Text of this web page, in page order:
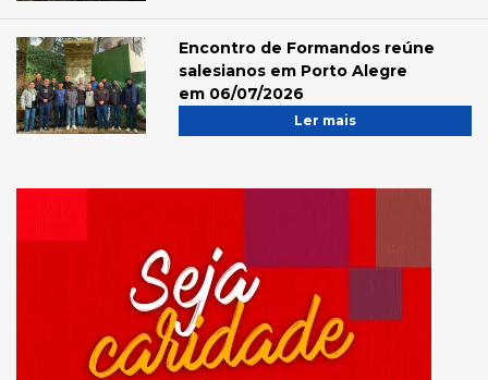
Encontro de Formandos reúne
salesianos em Porto Alegre
em 06/07/2026
Ler mais